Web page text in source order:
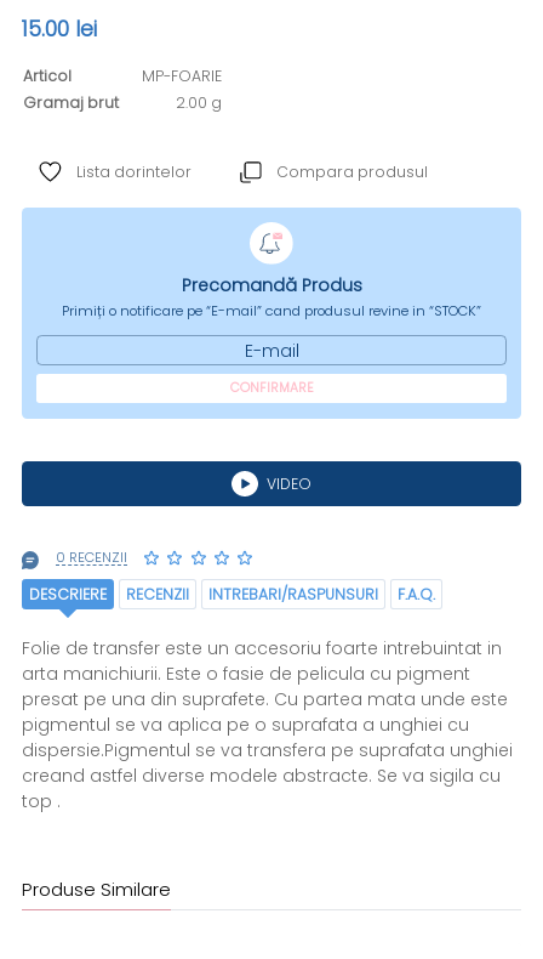
15.00 lei
Articol
MP-FOARIE
Gramaj brut
2.00 g
Lista dorintelor Compara produsul
Precomandă Produs
Primiți o notificare pe “E-mail” cand produsul revine in “STOCK”
E-mail
CONFIRMARE
VIDEO
0 RECENZII
DESCRIERE RECENZII INTREBARI/RASPUNSURI F.A.Q.
Folie de transfer este un accesoriu foarte intrebuintat in
arta manichiurii. Este o fasie de pelicula cu pigment
presat pe una din suprafete. Cu partea mata unde este
pigmentul se va aplica pe o suprafata a unghiei cu
dispersie.Pigmentul se va transfera pe suprafata unghiei
creand astfel diverse modele abstracte. Se va sigila cu
top .
Produse Similare